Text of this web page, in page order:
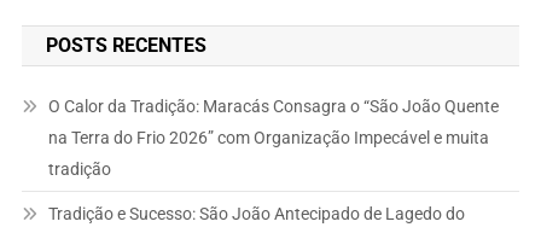
POSTS RECENTES
O Calor da Tradição: Maracás Consagra o “São João Quente
na Terra do Frio 2026” com Organização Impecável e muita
tradição
Tradição e Sucesso: São João Antecipado de Lagedo do